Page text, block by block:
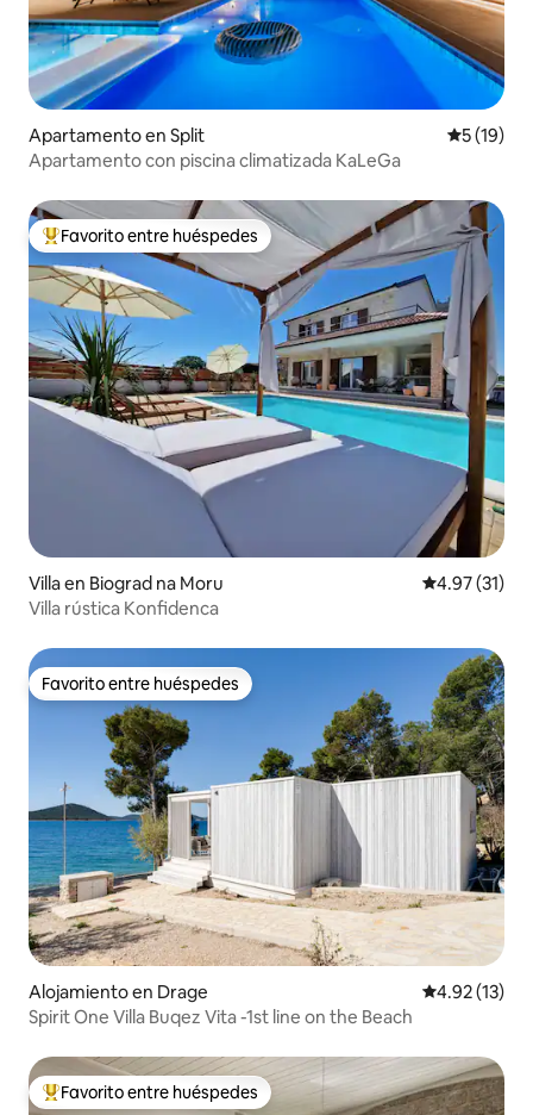
Apartamento en Split
5 (19)
Apartamento con piscina climatizada KaLeGa
Favorito entre huéspedes preferido
Favorito entre huéspedes
Villa en Biograd na Moru Calificación
4.97 (31)
Villa rústica Konfidenca
Favorito entre huéspedes
Favorito entre huéspedes
Alojamiento en Drage Calificación
4.92 (13)
Spirit One Villa Buqez Vita -1st line on the Beach
Favorito entre huéspedes preferido
Favorito entre huéspedes